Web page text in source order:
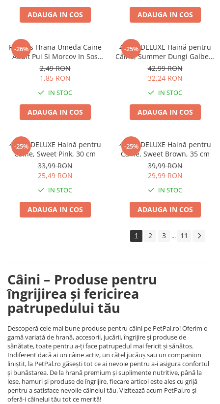
ADAUGA IN COS ADAUGA IN COS
-26%
Friskies Hrana Umeda Caine
Adult Pui Si Morcov In Sos
100g
2,49 RON
1,85 RON
IN STOC
ADAUGA IN COS
-25%
4DOG DELUXE Haină pentru
Câine, Summer Dungi Galben,
35 cm
42,99 RON
32,24 RON
IN STOC
ADAUGA IN COS
-25%
4DOG DELUXE Haină pentru
Câine, Sweet Pink, 30 cm
33,99 RON
25,49 RON
IN STOC
ADAUGA IN COS
-25%
4DOG DELUXE Haină pentru
Câine, Sweet Brown, 35 cm
39,99 RON
29,99 RON
IN STOC
ADAUGA IN COS
1 2 3 ... 11
Câini – Produse pentru
îngrijirea și fericirea
patrupedului tău
Descoperă cele mai bune produse pentru câini pe PetPal.ro! Oferim o
gamă variată de hrană, accesorii, jucării, îngrijire și produse de
sănătate, toate pentru a-ți face patrupedul mai fericit și sănătos.
Indiferent dacă ai un câine activ, un cățel jucăuș sau un companion
liniștit, la PetPal.ro găsești tot ce ai nevoie pentru a-i asigura confortul
și bunăstarea. De la hrană premium și suplimente nutritive, până la
lese, hamuri și produse de îngrijire, fiecare articol este ales cu grijă
pentru a satisface nevoile câinelui tău. Vizitează acum PetPal.ro și
oferă-i câinelui tău tot ce merită!